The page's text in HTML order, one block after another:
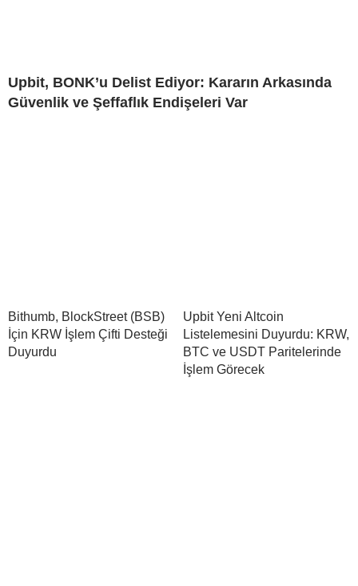
Upbit, BONK’u Delist Ediyor: Kararın Arkasında
Güvenlik ve Şeffaflık Endişeleri Var
Bithumb, BlockStreet (BSB)
İçin KRW İşlem Çifti Desteği
Duyurdu
Upbit Yeni Altcoin
Listelemesini Duyurdu: KRW,
BTC ve USDT Paritelerinde
İşlem Görecek